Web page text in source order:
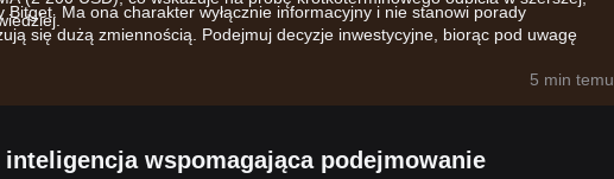
przede wszystkim następujące czynniki:
Bitget. Ma ona charakter wyłącznie informacyjny i nie stanowi porady
się dużą zmiennością. Podejmuj decyzje inwestycyjne, biorąc pod uwagę
5 min temu
wspomagająca podejmowanie